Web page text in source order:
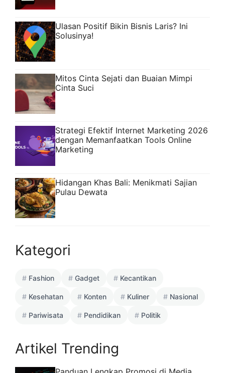
Ulasan Positif Bikin Bisnis Laris? Ini
Solusinya!
Mitos Cinta Sejati dan Buaian Mimpi
Cinta Suci
Strategi Efektif Internet Marketing 2026
dengan Memanfaatkan Tools Online
Marketing
Hidangan Khas Bali: Menikmati Sajian
Pulau Dewata
Kategori
Fashion Gadget Kecantikan
Kesehatan Konten Kuliner Nasional
Pariwisata Pendidikan Politik
Artikel Trending